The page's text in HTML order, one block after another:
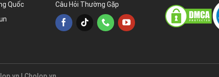
Quốc
Câu Hỏi Thường Gặp